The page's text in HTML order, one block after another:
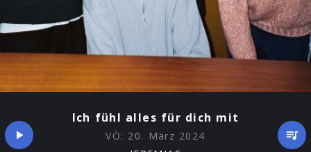
Ich fühl alles für dich mit
VÖ: 20. März 2024